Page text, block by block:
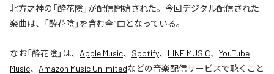
北方之神の「酔花陰」が配信開始された。今回デジタル配信された
楽曲は、「酔花陰」を含む全1曲となっている。
なお「酔花陰」は、 Apple Music、 Spotify、 LINE MUSIC、 YouTube
Music、 Amazon Music Unlimitedなどの音楽配信サービスで聴くこと